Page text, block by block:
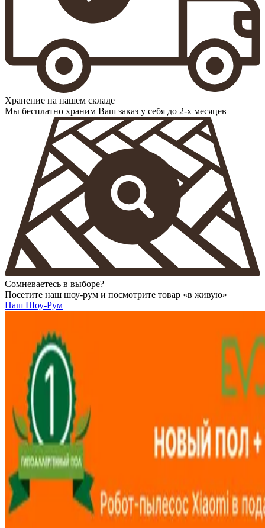
Хранение на нашем складе
Мы бесплатно храним Ваш заказ у себя до 2-х месяцев
Сомневаетесь в выборе?
Посетите наш шоу-рум и посмотрите товар «в живую»
Наш Шоу-Рум